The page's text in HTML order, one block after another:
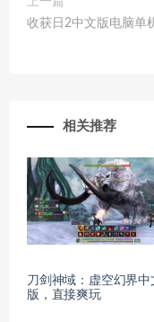
收获日2中文版电脑单
相关推荐
刀剑神域：虚空幻界中
版，直接爽玩